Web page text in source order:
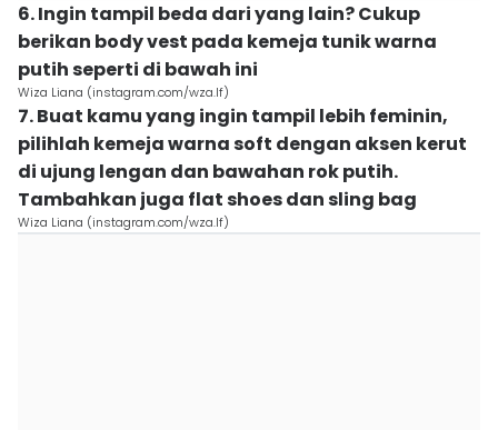
6. Ingin tampil beda dari yang lain? Cukup
berikan body vest pada kemeja tunik warna
putih seperti di bawah ini
Wiza Liana (instagram.com/wza.lf)
7. Buat kamu yang ingin tampil lebih feminin,
pilihlah kemeja warna soft dengan aksen kerut
di ujung lengan dan bawahan rok putih.
Tambahkan juga flat shoes dan sling bag
Wiza Liana (instagram.com/wza.lf)